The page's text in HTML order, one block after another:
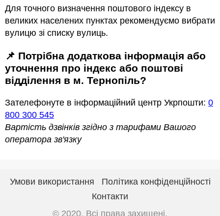
Для точного визначення поштового індексу в
великих населених пунктах рекомендуємо вибрати
вулицю зі списку вулиць.
📌 Потрібна додаткова інформація або
уточнення про індекс або поштові
відділення в м. Тернопіль?
Зателефонуте в інформаційний центр Укрпошти: 0
800 300 545
Вартість дзвінків згідно з тарифами Вашого
оператора зв'язку
Умови використання
Політика конфіденційності
Контакти
© 2020. Всі права захищені.